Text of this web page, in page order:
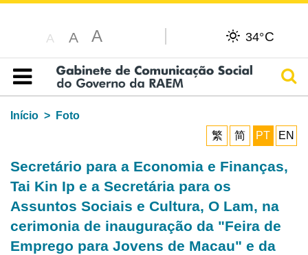
A A A 34°C
Índice
Início
Foto
繁
简 PT EN
Secretário para a Economia e Finanças,
Tai Kin Ip e a Secretária para os
Assuntos Sociais e Cultura, O Lam, na
cerimonia de inauguração da "Feira de
Emprego para Jovens de Macau" e da